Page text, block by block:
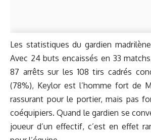
Les statistiques du gardien
Avec 24 buts encaissés en 33
87 arrêts sur les 108 tirs cadrés
(78%), Keylor est l’homme fort de
rassurant pour le portier, mais pas
coéquipiers. Quand le gardien se
joueur d’un effectif, c’est en effet